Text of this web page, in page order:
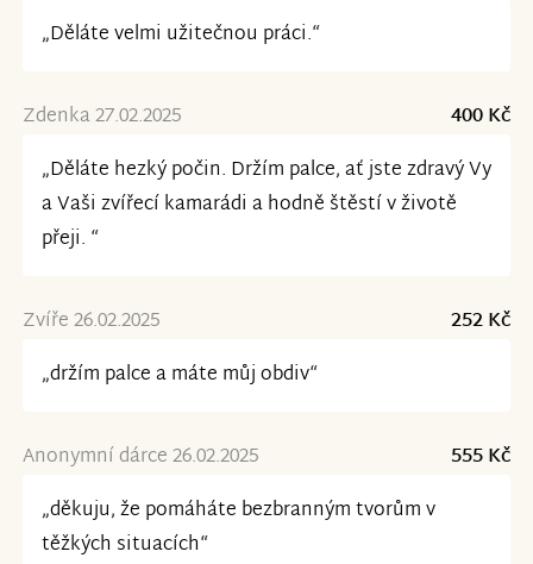
„Děláte velmi užitečnou práci.“
Zdenka 27.02.2025
400 Kč
„Děláte hezký počin. Držím palce, ať jste zdravý Vy
a Vaši zvířecí kamarádi a hodně štěstí v životě
přeji. “
Zvíře 26.02.2025
252 Kč
„držím palce a máte můj obdiv“
Anonymní dárce 26.02.2025
555 Kč
„děkuju, že pomáháte bezbranným tvorům v
těžkých situacích“